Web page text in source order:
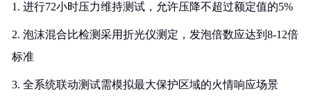
1. 进行72小时压力维持测试，允许压降不超过额定值的5%
2. 泡沫混合比检测采用折光仪测定，发泡倍数应达到8-12倍
标准
3. 全系统联动测试需模拟最大保护区域的火情响应场景